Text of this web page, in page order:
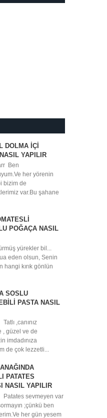
DOLMA İÇİ
YAPILIR
Ben
her yörenin
bizim de
var.Bu şahane
POĞAÇA NASIL
yürekler bil...
eden olsun, Senin
hangi kırık gönlün
SOSLU
PASTA NASIL
,canınız
, güzel ve de
imdadınıza
de çok lezzetli...
PATATES
NASIL YAPILIR
sevmeyen var
;çünkü ben
her gün yesem